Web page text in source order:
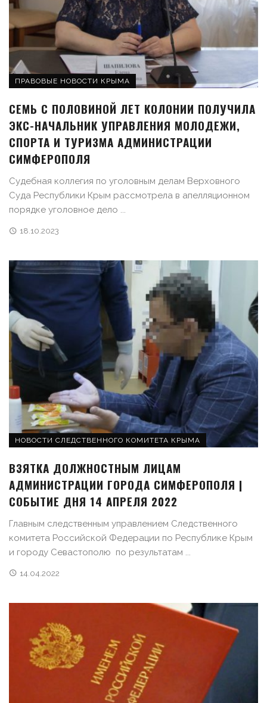
ПРАВОВЫЕ НОВОСТИ КРЫМА
СЕМЬ С ПОЛОВИНОЙ ЛЕТ КОЛОНИИ ПОЛУЧИЛА
ЭКС-НАЧАЛЬНИК УПРАВЛЕНИЯ МОЛОДЕЖИ,
СПОРТА И ТУРИЗМА АДМИНИСТРАЦИИ
СИМФЕРОПОЛЯ
Судебная коллегия по уголовным делам Верховного
Суда Республики Крым рассмотрела в апелляционном
порядке уголовное дело ...
18.10.2023
НОВОСТИ СЛЕДСТВЕННОГО КОМИТЕТА КРЫМА
ВЗЯТКА ДОЛЖНОСТНЫМ ЛИЦАМ
АДМИНИСТРАЦИИ ГОРОДА СИМФЕРОПОЛЯ |
СОБЫТИЕ ДНЯ 14 АПРЕЛЯ 2022
Главным следственным управлением Следственного
комитета Российской Федерации по Республике Крым
и городу Севастополю по результатам ...
14.04.2022